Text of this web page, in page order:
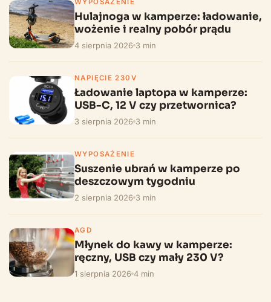
WYPOSAŻENIE
Hulajnoga w kamperze: ładowanie,
wożenie i realny pobór prądu
4 sierpnia 2026 3 min
NAPIĘCIE 230V
Ładowanie laptopa w kamperze:
USB-C, 12 V czy przetwornica?
3 sierpnia 2026 3 min
WYPOSAŻENIE
Suszenie ubrań w kamperze po
deszczowym tygodniu
2 sierpnia 2026 3 min
AGD
Młynek do kawy w kamperze:
ręczny, USB czy mały 230 V?
1 sierpnia 2026 4 min